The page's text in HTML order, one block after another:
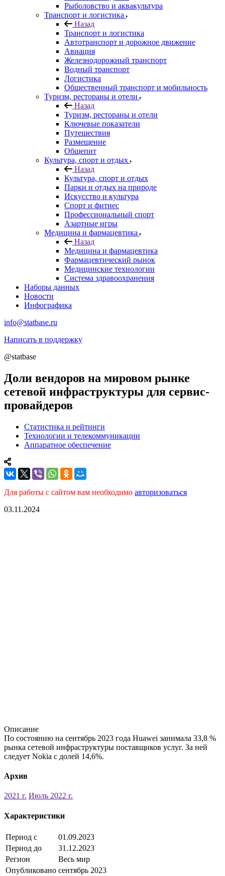
Рыболовство и аквакультура
Транспорт и логистика
Назад
Транспорт и логистика
Автотранспорт и дорожное движение
Авиация
Железнодорожный транспорт
Водный транспорт
Логистика
Общественный транспорт и мобильность
Туризм, рестораны и отели
Назад
Туризм, рестораны и отели
Ключевые показатели
Путешествия
Размещение
Общепит
Культура, спорт и отдых
Назад
Культура, спорт и отдых
Парки и отдых на природе
Искусство и культура
Спорт и фитнес
Профессиональный спорт
Азартные игры
Медицина и фармацевтика
Назад
Медицина и фармацевтика
Фармацевтический рынок
Медицинские технологии
Система здравоохранения
Наборы данных
Новости
Инфографика
info@statbase.ru
Написать в поддержку
@statbase
Доли вендоров на мировом рынке
сетевой инфраструктуры для сервис-
провайдеров
Статистика и рейтинги
Технологии и телекоммуникации
Аппаратное обеспечение
Для работы с сайтом вам необходимо авторизоваться
03.11.2024
Описание
По состоянию на сентябрь 2023 года Huawei занимала 33,8 %
рынка сетевой инфраструктуры поставщиков услуг. За ней
следует Nokia с долей 14,6%.
Архив
2021 г. Июль 2022 г.
Характеристики
Период с
01.09.2023
Период до
31.12.2023
Регион
Весь мир
Опубликовано сентябрь 2023